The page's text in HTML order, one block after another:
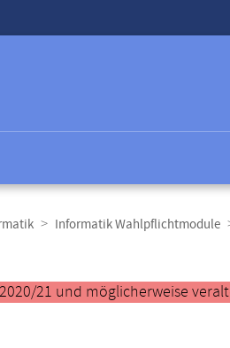
Informatik Wahlpflichtmodule
21 und möglicherweise